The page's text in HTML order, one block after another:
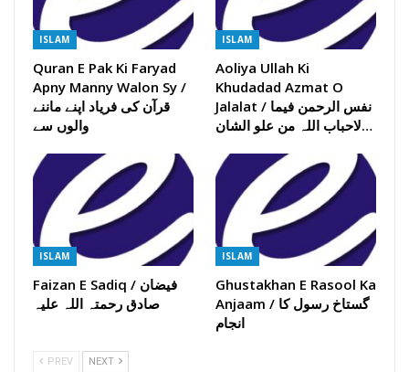
ISLAM
Quran E Pak Ki Faryad
Apny Manny Walon Sy /
قرآن کی فریاد اپنے ماننے
والوں سے
ISLAM
Aoliya Ullah Ki
Khudadad Azmat O
Jalalat / نفس الرحمن فیما
لاحباب اللہ من علو الشان…
ISLAM
Faizan E Sadiq / فیضان
صادق رحمتہ اللہ علیہ
ISLAM
Ghustakhan E Rasool Ka
Anjaam / گستاخ رسول کا
انجام
PREV NEXT